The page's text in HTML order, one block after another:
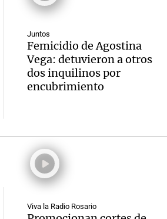
Juntos
Femicidio de Agostina
Vega: detuvieron a otros
dos inquilinos por
encubrimiento
Viva la Radio Rosario